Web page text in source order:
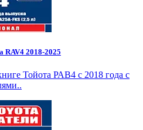
RAV4 2018-2025
Тойота РАВ4 с 2018 года с